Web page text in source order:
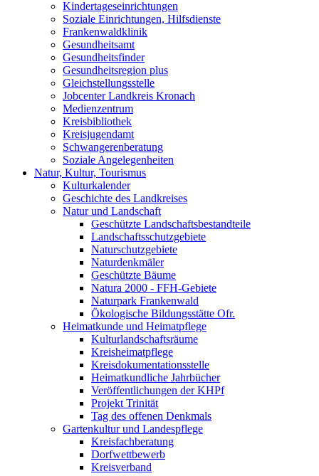
Kindertageseinrichtungen
Soziale Einrichtungen, Hilfsdienste
Frankenwaldklinik
Gesundheitsamt
Gesundheitsfinder
Gesundheitsregion plus
Gleichstellungsstelle
Jobcenter Landkreis Kronach
Medienzentrum
Kreisbibliothek
Kreisjugendamt
Schwangerenberatung
Soziale Angelegenheiten
Natur, Kultur, Tourismus
Kulturkalender
Geschichte des Landkreises
Natur und Landschaft
Geschützte Landschaftsbestandteile
Landschaftsschutzgebiete
Naturschutzgebiete
Naturdenkmäler
Geschützte Bäume
Natura 2000 - FFH-Gebiete
Naturpark Frankenwald
Ökologische Bildungsstätte Ofr.
Heimatkunde und Heimatpflege
Kulturlandschaftsräume
Kreisheimatpflege
Kreisdokumentationsstelle
Heimatkundliche Jahrbücher
Veröffentlichungen der KHPf
Projekt Trinität
Tag des offenen Denkmals
Gartenkultur und Landespflege
Kreisfachberatung
Dorfwettbewerb
Kreisverband